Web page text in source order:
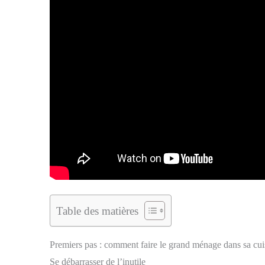
Table des matières
Premiers pas : comment faire le grand ménage dans sa
Se débarrasser de l’inutile